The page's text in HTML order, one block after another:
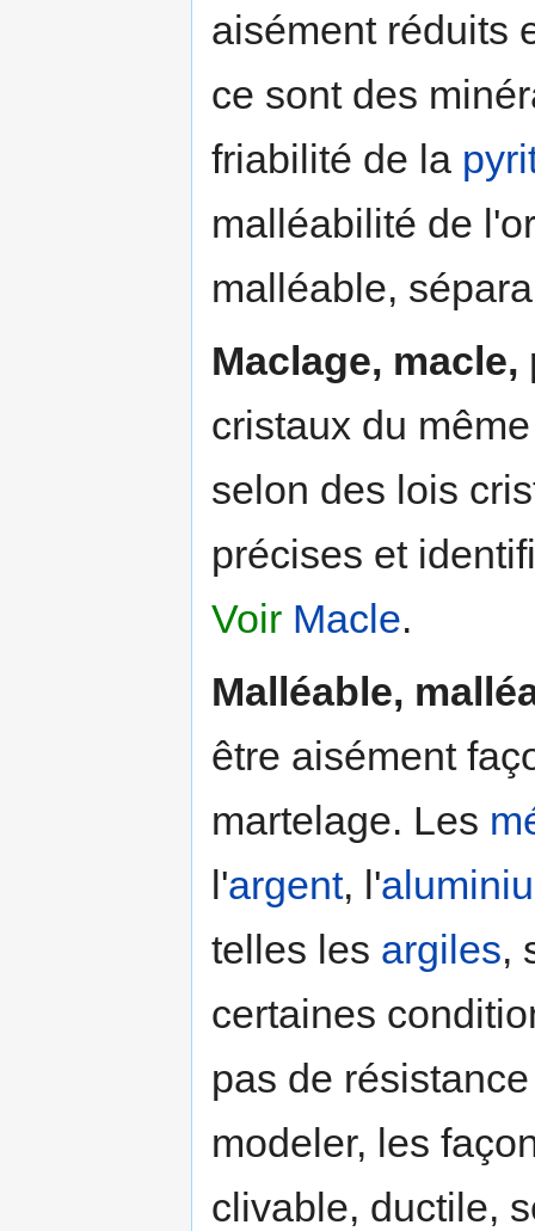
aisément réduits
ce sont des
friabilité de la
malléabilité de
malléable,
Maclage,
cristaux du
selon des lois
précises et
Voir Macle.
Malléable,
être aisément
martelage. Les
l'argent, l'
telles les argiles,
certaines
pas de
modeler, les
clivable, ductile,